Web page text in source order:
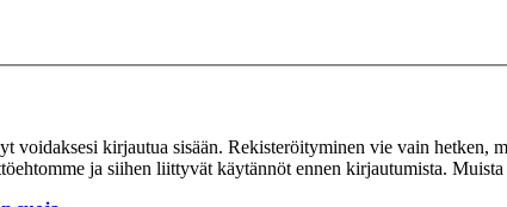
voidaksesi kirjautua sisään. Rekisteröityminen vie vain
ja siihen liittyvät käytännöt ennen kirjautumista.